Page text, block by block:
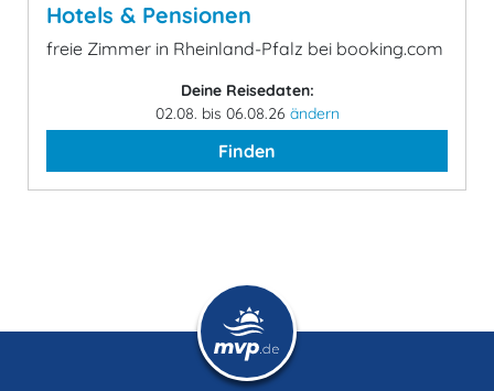
Hotels & Pensionen
freie Zimmer in Rheinland-Pfalz bei booking.com
Deine Reisedaten:
02.08. bis 06.08.26 ändern
Finden